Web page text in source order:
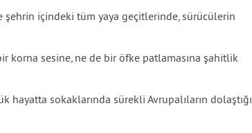
içindeki tüm yaya geçitlerinde, sürücülerin
korna sesine, ne de bir öfke patlamasına şahitlik
hayatta sokaklarında sürekli Avrupalıların dolaştığı